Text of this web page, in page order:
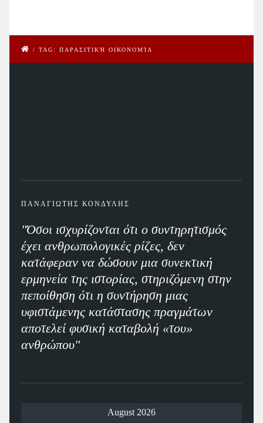
/ TAG: ΠΑΡΑΣΙΤΙΚΉ ΟΙΚΟΝΟΜΊΑ
ΠΑΝΑΓΙΩΤΗΣ ΚΟΝΔΥΛΗΣ
"Όσοι ισχυρίζονται ότι ο συντηρητισμός
έχει ανθρωπολογικές ρίζες, δεν
κατάφεραν να δώσουν μια συνεκτική
ερμηνεία της ιστορίας, στηριζόμενη στην
πεποίθηση ότι η συντήρηση μιας
υφιστάμενης κατάστασης πραγμάτων
αποτελεί φυσική καταβολή «του»
ανθρώπου"
August 2026